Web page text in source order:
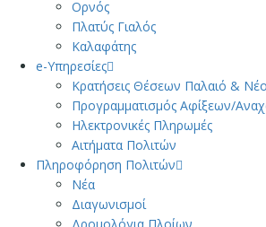
Ορνός
Πλατύς Γιαλός
Καλαφάτης
e-Υπηρεσίες
Κρατήσεις Θέσεων Παλαιό & Νέο
Προγραμματισμός Αφίξεων/
Ηλεκτρονικές Πληρωμές
Αιτήματα Πολιτών
Πληροφόρηση Πολιτών
Νέα
Διαγωνισμοί